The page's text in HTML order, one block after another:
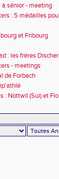
à sénior - meeting
: 5 médailles
et Fribourg
: les frères
- meetings
de Forbach
: Nottwil (Sui) et